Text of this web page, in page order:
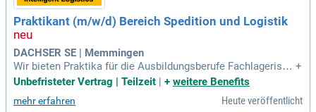
boten, Aufträgen und Marketing sind unerlässlich für unsere
n Erfolg. Nutze die Chance, Büroprozesse zu gestalten und
Arbeitsvorgänge zu optimieren – wir freuen uns auf dich!
Praktikant (m/w/d) Bereich Spedition und Logistik
DACHSER SE | Memmingen
Wir bieten Praktika für die Ausbildungsberufe Fachlagerist
(m/w/d), Fachkraft (m/w/d) für Lagerlogistik, Berufskraftfah
erer (m/w/d), Kaufleute für Spedition- und Logistikdienstleis
tung sowie Büromanagment.
+
Unbefristeter Vertrag | Teilzeit | + weitere Benefits
mehr erfahren Heute veröffentlicht